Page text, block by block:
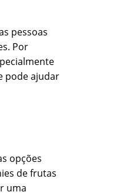
pessoas
Por
pode ajudar
opções
de frutas
uma